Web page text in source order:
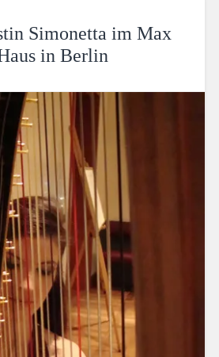
Simonetta im Max
in Berlin